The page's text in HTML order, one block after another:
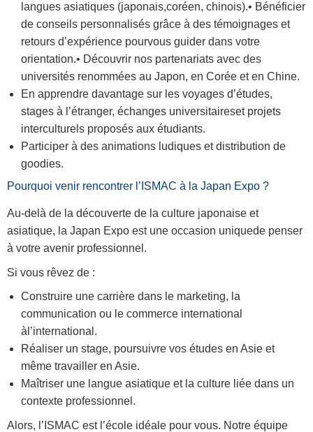
langues asiatiques (japonais,coréen, chinois).• Bénéficier
de conseils personnalisés grâce à des témoignages et
retours d’expérience pourvous guider dans votre
orientation.• Découvrir nos partenariats avec des
universités renommées au Japon, en Corée et en Chine.
En apprendre davantage sur les voyages d’études,
stages à l’étranger, échanges universitaireset projets
interculturels proposés aux étudiants.
Participer à des animations ludiques et distribution de
goodies.
Pourquoi venir rencontrer l’ISMAC à la Japan Expo ?
Au-delà de la découverte de la culture japonaise et
asiatique, la Japan Expo est une occasion uniquede penser
à votre avenir professionnel.
Si vous rêvez de :
Construire une carrière dans le marketing, la
communication ou le commerce international
àl’international.
Réaliser un stage, poursuivre vos études en Asie et
même travailler en Asie.
Maîtriser une langue asiatique et la culture liée dans un
contexte professionnel.
Alors, l’ISMAC est l’école idéale pour vous. Notre équipe